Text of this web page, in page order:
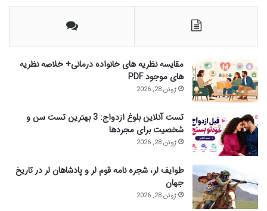
ج
و
ب
ر
ی
مقایسه نظریه های خانواده درمانی+ خلاصه نظریه
های موجود PDF
ژوئن 28, 2026
تست آنلاین بلوغ ازدواج: 3 بهترین تست سن و
شخصیت برای مجردها
ژوئن 28, 2026
طوایف لر، شجره نامه قوم لر و پادشاهان لر در تاریخ
جهان
ژوئن 28, 2026